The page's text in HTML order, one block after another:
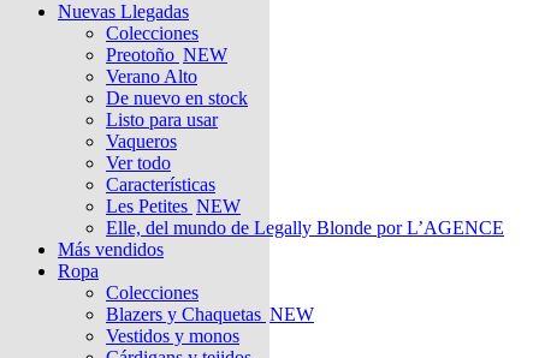
Nuevas Llegadas
Colecciones
Preotoño NEW
Verano Alto
De nuevo en stock
Listo para usar
Vaqueros
Ver todo
Características
Les Petites NEW
Elle, del mundo de Legally Blonde por L’AGENCE
Más vendidos
Ropa
Colecciones
Blazers y Chaquetas NEW
Vestidos y monos